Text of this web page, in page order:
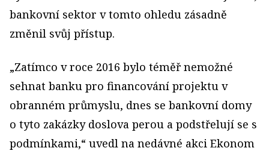
bankovní sektor v tomto ohledu zásadně
změnil svůj přístup.
„Zatímco v roce 2016 bylo téměř nemožné
sehnat banku pro financování projektu v
obranném průmyslu, dnes se bankovní domy
o tyto zakázky doslova perou a podstřelují se s
podmínkami,“ uvedl na nedávné akci Ekonom